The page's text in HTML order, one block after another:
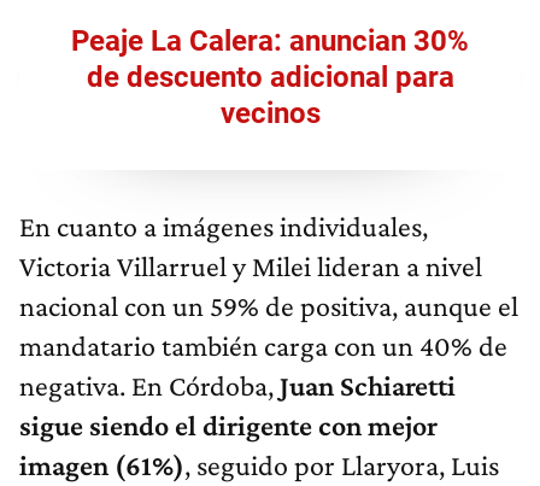
Peaje La Calera: anuncian 30%
de descuento adicional para
vecinos
En cuanto a imágenes individuales,
Victoria Villarruel y Milei lideran a nivel
nacional con un 59% de positiva, aunque el
mandatario también carga con un 40% de
negativa. En Córdoba,Juan Schiaretti
sigue siendo el dirigente con mejor
imagen (61%), seguido por Llaryora, Luis